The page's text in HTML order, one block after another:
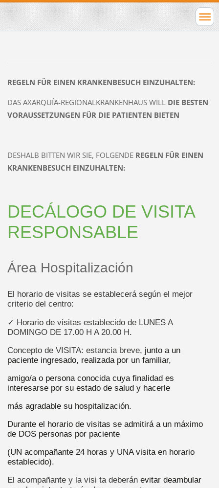
REGELN FÜR EINEN KRANKENBESUCH EINZUHALTEN:
DAS AXARQUÍA-REGIONALKRANKENHAUS WILL DIE BESTEN
VORAUSSETZUNGEN FÜR DIE PATIENTEN BIETEN
DESHALB BITTEN WIR SIE, FOLGENDE REGELN FÜR EINEN
KRANKENBESUCH EINZUHALTEN:
DECÁLOGO DE VISITA
RESPONSABLE
Área Hospitalización
El horario de visitas se establecerá según el mejor
criterio del centro:
✓ Horario de visitas establecido de LUNES A
DOMINGO DE 17.00 H A 20.00 H.
Concepto de VISITA: estancia breve, junto a un
paciente ingresado, realizada por un familiar,
amigo/a o persona conocida cuya finalidad es
interesarse por su estado de salud y hacerle
más agradable su hospitalización.
Durante el horario de visitas se admitirá a un máximo
de DOS personas por paciente
(UN acompañante 24 horas y UNA visita en horario
establecido).
El acompañante y la visi ta deberán evitar deambular